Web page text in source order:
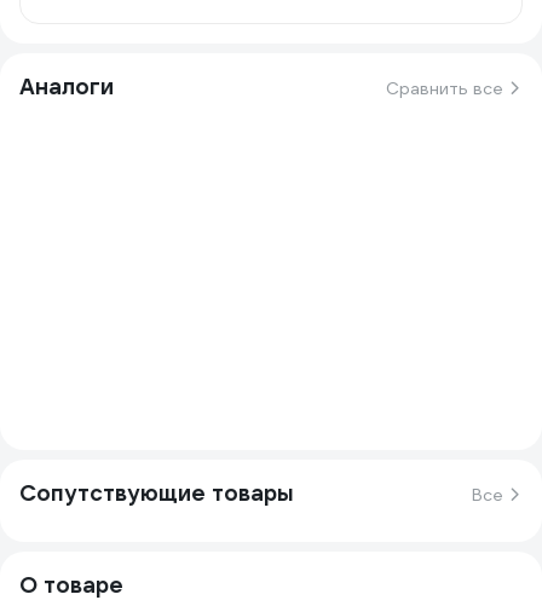
Аналоги Сравнить все
Сопутствующие товары Все
О товаре